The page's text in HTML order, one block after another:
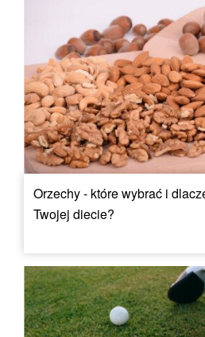
Orzechy - które wybrać i
Twojej diecie?